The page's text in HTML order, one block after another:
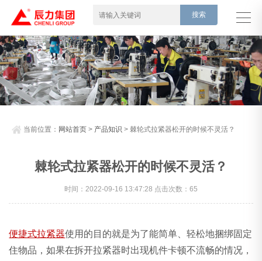
当前位置： 网站首页 > 产品知识 > 棘轮式拉紧器松开的时候不灵活？
棘轮式拉紧器松开的时候不灵活？
时间：2022-09-16 13:47:28 点击次数：65
便捷式拉紧器使用的目的就是为了能简单、轻松地捆绑固定
住物品，如果在拆开拉紧器时出现机件卡顿不流畅的情况，